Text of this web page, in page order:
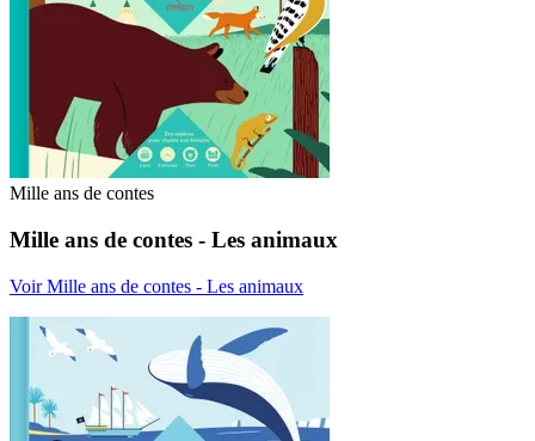
Mille ans de contes
Mille ans de contes - Les animaux
Voir Mille ans de contes - Les animaux